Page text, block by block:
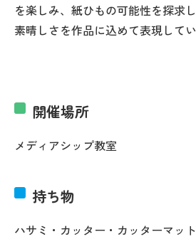
を楽しみ、紙ひもの可能性を探求
素晴しさを作品に込めて表現してい
開催場所
メディアシップ教室
持ち物
ハサミ・カッター・カッターマッ